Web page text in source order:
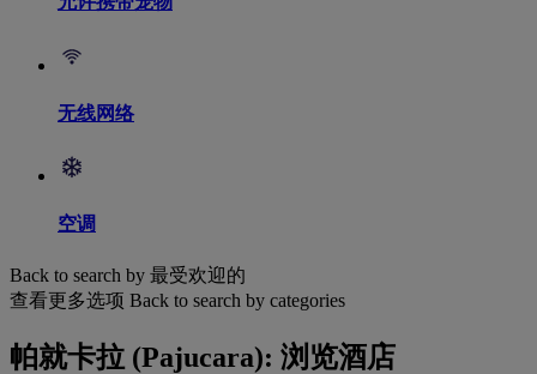
无线网络
空调
Back to search by 最受欢迎的
查看更多选项 Back to search by categories
帕就卡拉 (Pajucara): 浏览酒店